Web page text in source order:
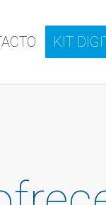
KIT